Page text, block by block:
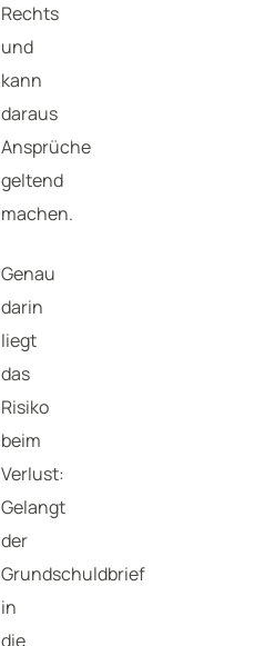
Rechts
und
kann
daraus
Ansprüche
geltend
machen.
Genau
darin
liegt
das
Risiko
beim
Verlust:
Gelangt
der
Grundschuldbrief
in
die